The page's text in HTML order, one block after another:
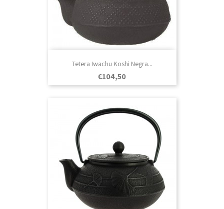
Tetera Iwachu Koshi Negra...
Prezo
€104,50